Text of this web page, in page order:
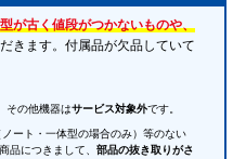
が古く値段がつかないものや、
きます。付属品が欠品していて
その他機器はサービス対象外です。
ート・一体型の場合のみ）等のない
品につきまして、部品の抜き取りがさ